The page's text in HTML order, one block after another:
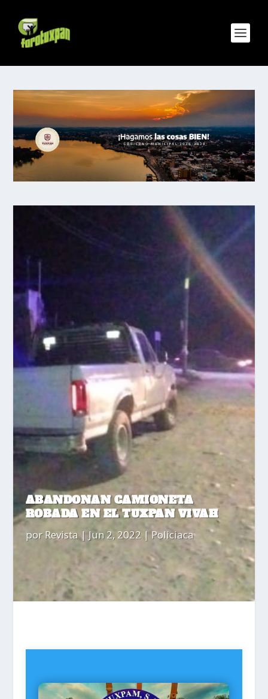
ABANDONAN CAMIONETA
ROBADA EN EL TUXPAN VIVAH
porRevista | Jun 2, 2022 | Policiaca